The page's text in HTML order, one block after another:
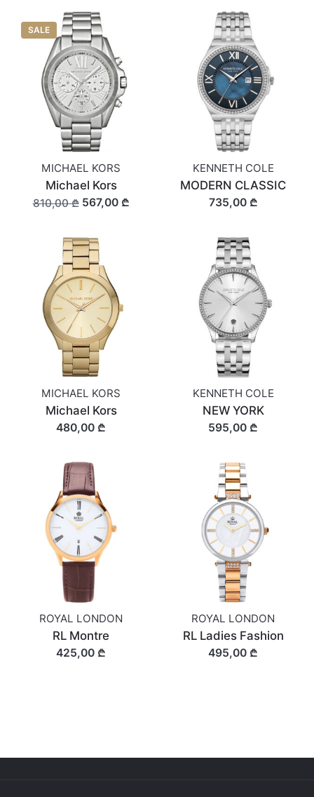
SALE
MICHAEL KORS
Michael Kors
810,00 ₾567,00 ₾
KENNETH COLE
MODERN CLASSIC
735,00 ₾
MICHAEL KORS
Michael Kors
480,00 ₾
KENNETH COLE
NEW YORK
595,00 ₾
ROYAL LONDON
RL Montre
425,00 ₾
ROYAL LONDON
RL Ladies Fashion
495,00 ₾